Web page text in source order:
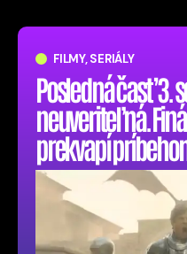
FILMY, SERIÁLY
Posledná časť 3.
neuveriteľná.
prekvapí